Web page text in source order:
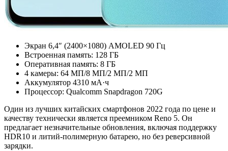
Экран 6,4″ (2400×1080) AMOLED 90 Гц
Встроенная память: 128 ГБ
Оперативная память: 8 ГБ
4 камеры: 64 МП/8 МП/2 МП/2 МП
Аккумулятор 4310 мА·ч
Процессор: Qualcomm Snapdragon 720G
Один из лучших китайских смартфонов 2022 года по цене и
качеству технически является преемником Reno 5. Он
предлагает незначительные обновления, включая поддержку
HDR10 и литий-полимерную батарею, но без реверсивной
зарядки.